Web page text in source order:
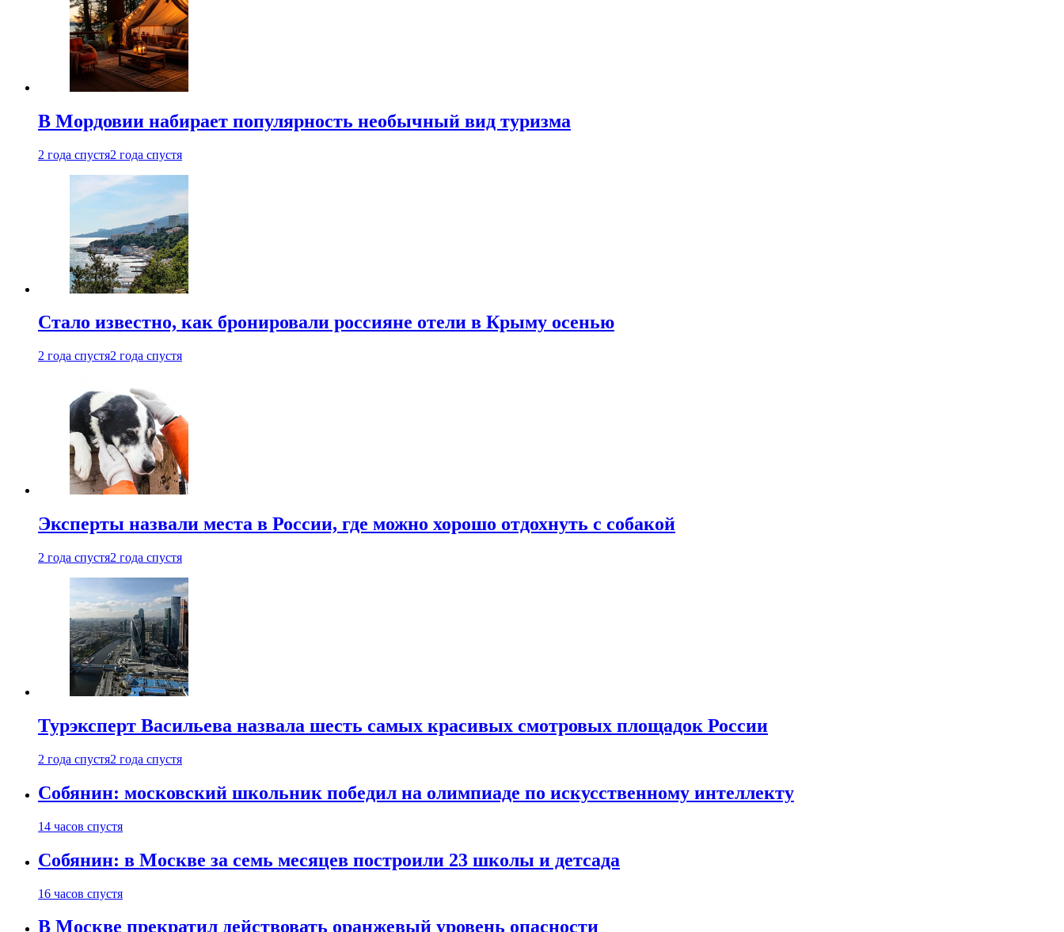
В Мордовии набирает популярность необычный вид туризма
2 года спустя2 года спустя
Стало известно, как бронировали россияне отели в Крыму осенью
2 года спустя2 года спустя
Эксперты назвали места в России, где можно хорошо отдохнуть с собакой
2 года спустя2 года спустя
Турэксперт Васильева назвала шесть самых красивых смотровых площадок России
2 года спустя2 года спустя
Собянин: московский школьник победил на олимпиаде по искусственному интеллекту
14 часов спустя
Собянин: в Москве за семь месяцев построили 23 школы и детсада
16 часов спустя
В Москве прекратил действовать оранжевый уровень опасности